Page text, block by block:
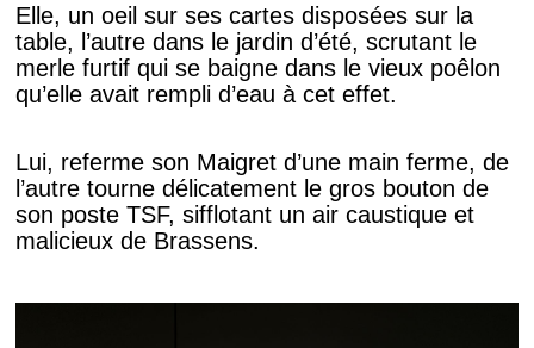
Elle, un oeil sur ses cartes disposées sur la
table, l’autre dans le jardin d’été, scrutant le
merle furtif qui se baigne dans le vieux poêlon
qu’elle avait rempli d’eau à cet effet.
Lui, referme son Maigret d’une main ferme, de
l’autre tourne délicatement le gros bouton de
son poste TSF, sifflotant un air caustique et
malicieux de Brassens.